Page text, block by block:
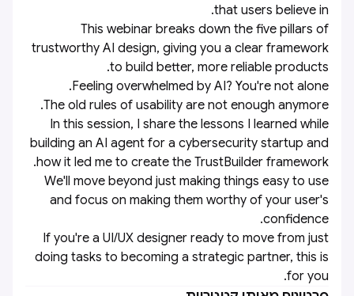
that users believe in.
This webinar breaks down the five pillars of
trustworthy AI design, giving you a clear framework
to build better, more reliable products.
Feeling overwhelmed by AI? You're not alone.
The old rules of usability are not enough anymore.
In this session, I share the lessons I learned while
building an AI agent for a cybersecurity startup and
how it led me to create the TrustBuilder framework.
We'll move beyond just making things easy to use
and focus on making them worthy of your user's
confidence.
If you're a UI/UX designer ready to move from just
doing tasks to becoming a strategic partner, this is
for you.